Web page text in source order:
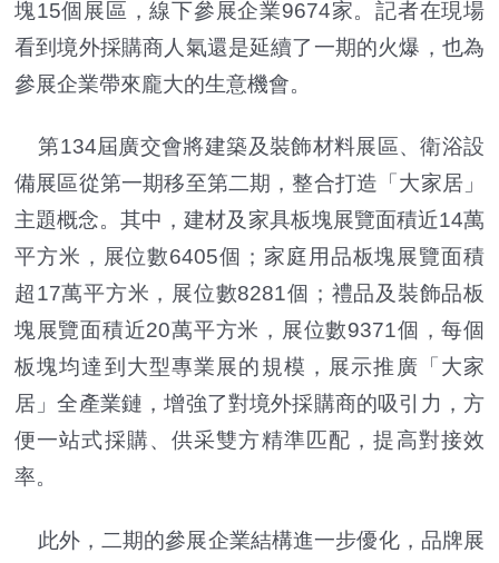
塊15個展區，線下參展企業9674家。記者在現場
看到境外採購商人氣還是延續了一期的火爆，也為
參展企業帶來龐大的生意機會。
第134屆廣交會將建築及裝飾材料展區、衛浴設
備展區從第一期移至第二期，整合打造「大家居」
主題概念。其中，建材及家具板塊展覽面積近14萬
平方米，展位數6405個；家庭用品板塊展覽面積
超17萬平方米，展位數8281個；禮品及裝飾品板
塊展覽面積近20萬平方米，展位數9371個，每個
板塊均達到大型專業展的規模，展示推廣「大家
居」全產業鏈，增強了對境外採購商的吸引力，方
便一站式採購、供采雙方精準匹配，提高對接效
率。
此外，二期的參展企業結構進一步優化，品牌展